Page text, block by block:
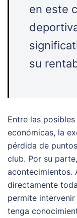
en este
su
Entre las
económicas, la
pérdida de
club. Por su
acontecimientos.
directamente
permite
tenga